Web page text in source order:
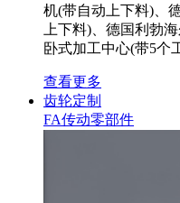
机(带自动上下料)、
上下料)、德国利勃
卧式加工中心(带5个
查看更多
齿轮定制
FA传动零部件